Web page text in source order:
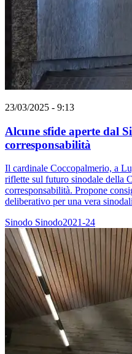
23/03/2025 - 9:13
Alcune sfide aperte dal
corresponsabilità
Il cardinale Coccopalmerio, a
riflette sul futuro sinodale della
corresponsabilità. Propone
deliberativo per una vera
Sinodo Sinodo2021-24